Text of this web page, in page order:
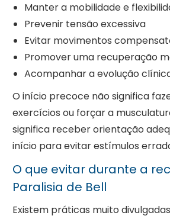
Manter a mobilidade e
Prevenir tensão excessiva
Evitar movimentos
Promover uma recuperação
Acompanhar a evolução
O início precoce não significa
exercícios ou forçar a
significa receber orientação
início para evitar estímulos
O que evitar durante a
Paralisia de Bell
Existem práticas muito